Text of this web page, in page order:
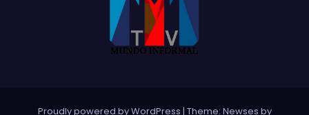
Proudly powered by WordPress | Theme: Newses by